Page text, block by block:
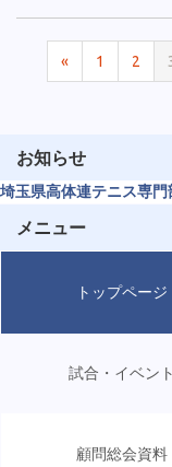
« 1 2
お知らせ
埼玉県高体連テニス専
メニュー
トップページ
試合・イベント
顧問総会資料